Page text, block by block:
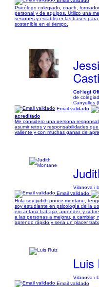
Psicólogo colegiado, coach,
personal y de equipos. Utilizo una
sesiones y establecer las bases
sostenible en el tiempo.
Col·legi
de
Canyelles
Email validado
acreditado
Me considero una persona
asumir retos y responsabilidades
valiente y con muchas ganas de
Vilanova i
Email validado
Hola soy judith ponce montane,
soy estudiante en psicología de la
encantaria trabajar, aprender, y
a las personas a mejorar, a
aprendo rápido y seria un placer
Luis
Vilanova i
Email validado